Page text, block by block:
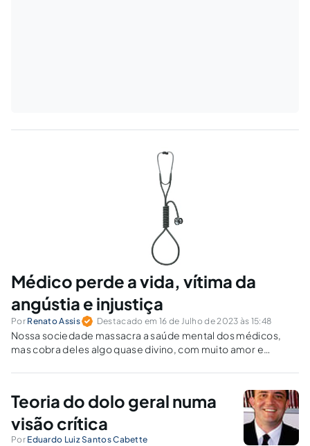
Médico perde a vida, vítima da
angústia e injustiça
Por Renato Assis Destacado em 16 de Julho de 2023 às 15:48
Nossa sociedade massacra a saúde mental dos médicos,
mas cobra deles algo quase divino, com muito amor e
Teoria do dolo geral numa
visão crítica
Por Eduardo Luiz Santos Cabette